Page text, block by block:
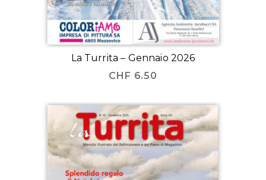
La Turrita – Gennaio 2026
CHF 6.50